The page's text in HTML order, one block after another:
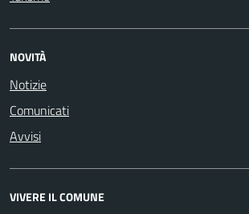
NOVITÀ
Notizie
Comunicati
Avvisi
VIVERE IL COMUNE